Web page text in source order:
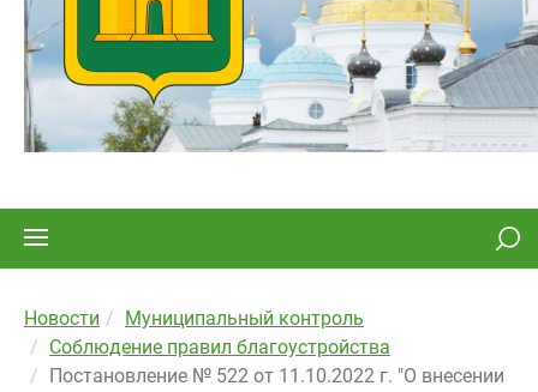
Новости
Муниципальный контроль
Соблюдение правил благоустройства
Постановление № 522 от 11.10.2022 г. "О внесении